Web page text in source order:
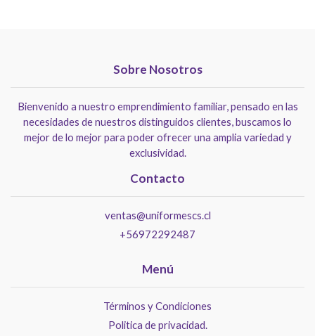
Sobre Nosotros
Bienvenido a nuestro emprendimiento familiar, pensado en las
necesidades de nuestros distinguidos clientes, buscamos lo
mejor de lo mejor para poder ofrecer una amplia variedad y
exclusividad.
Contacto
ventas@uniformescs.cl
+56972292487
Menú
Términos y Condiciones
Politica de privacidad.